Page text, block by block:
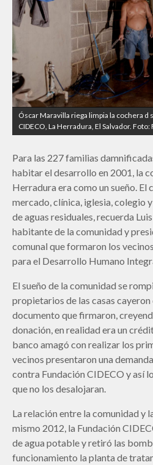
Óscar Maravilla riega limpia la cochera d
CIDECO, La Herradura, El Salvador. Foto:
Para las 227 familias
habitar el desarrollo en 2001, la
Herradura era como un sueño. El
mercado, clínica, iglesia, colegio
de aguas residuales, recuerda
habitante de la comunidad y
comunal que formaron los
para el Desarrollo Humano
El sueño de la comunidad se
propietarios de las casas cayeron
documento que firmaron,
donación, en realidad era un
banco amagó con realizar los
vecinos presentaron una
contra Fundación CIDECO y así
que no los desalojaran.
La relación entre la comunidad y
mismo 2012, la Fundación
de agua potable y retiró las
funcionamiento la planta de